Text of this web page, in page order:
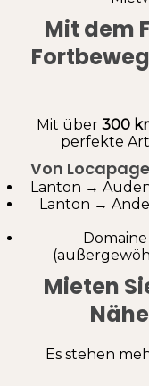
Mit dem
Mit über 300
perfekte
Von
Lanton →
Lanton →
Mieten
Es stehen